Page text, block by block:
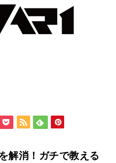
解消！ガチで教える